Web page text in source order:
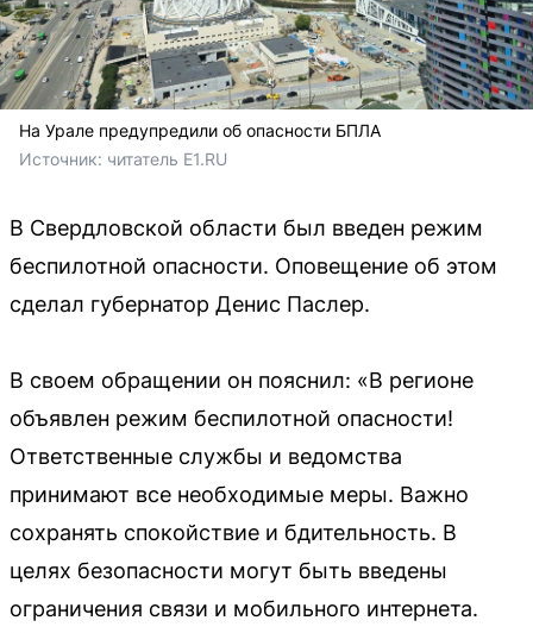
На Урале предупредили об опасности БПЛА
Источник: читатель E1.RU
В Свердловской области был введен режим
беспилотной опасности. Оповещение об этом
сделал губернатор Денис Паслер.
В своем обращении он пояснил: «В регионе
объявлен режим беспилотной опасности!
Ответственные службы и ведомства
принимают все необходимые меры. Важно
сохранять спокойствие и бдительность. В
целях безопасности могут быть введены
ограничения связи и мобильного интернета.